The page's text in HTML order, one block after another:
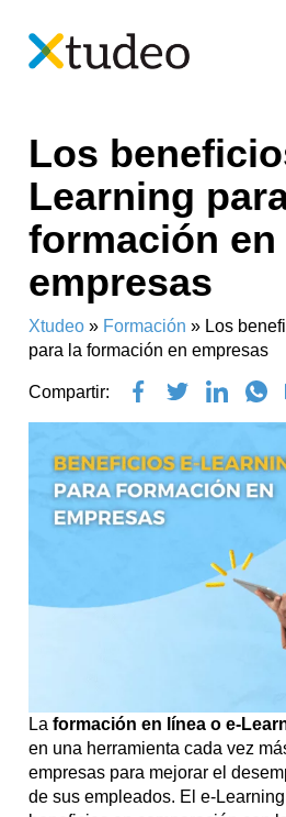
contentLos
Learning
formación en
empresas
Xtudeo » Formación » Los
para la formación en empresas
Compartir:
Laformación en línea o e-
en una herramienta cada vez
empresas para mejorar el
de sus empleados. El e-